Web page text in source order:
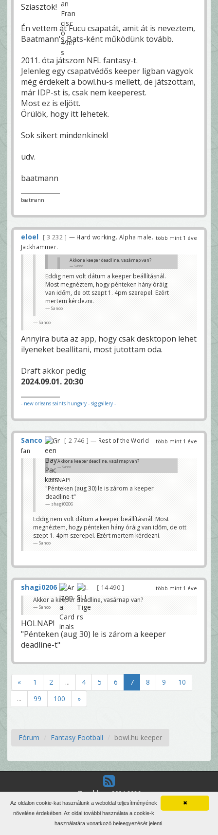
Sziasztok!
Én vettem át Fucu csapatát, amit át is neveztem,
Baatmann's Bats-ként működünk tovább.
2011. óta játszom NFL fantasy-t.
Jelenleg egy csapatvédős keeper ligban vagyok
még érdekelt a bowl.hu-s mellett, de játszottam,
már IDP-st is, csak nem keeperest.
Most ez is eljött.
Örülök, hogy itt lehetek.
Sok sikert mindenkinek!
üdv.
baatmann
baatmann
több mint 1 éve
eloel 3 232
— Hard working. Alpha male.
Jackhammer.
Akkor a keeper deadline, vasárnap van?
Sanco
HOLNAP!
"Pénteken (aug 30) le is zárom a keeper deadline-t"
shagi0206
Eddig nem volt dátum a keeper beállításnál.
Most megnéztem, hogy pénteken hány óráig
van időm, de ott szept 1. 4pm szerepel. Ezért
mertem kérdezni.
Sanco
Sanco
Annyira buta az app, hogy csak desktopon lehet
ilyeneket beallitani, most jutottam oda.
Draft akkor pedig
2024.09.01. 20:30
- new orleans saints hungary - sig gallery -
több mint 1 éve
Sanco 2 746
— Rest of the World
fan
Akkor a keeper deadline, vasárnap van?
Sanco
HOLNAP!
"Pénteken (aug 30) le is zárom a keeper
deadline-t"
shagi0206
Eddig nem volt dátum a keeper beállításnál. Most
megnéztem, hogy pénteken hány óráig van időm, de ott
szept 1. 4pm szerepel. Ezért mertem kérdezni.
Sanco
több mint 1 éve
shagi0206
14 490
Akkor a keeper deadline, vasárnap van?
Sanco
HOLNAP!
"Pénteken (aug 30) le is zárom a keeper
deadline-t"
« 1 2 ... 4 5 6 7 8 9
10
...
99 100 »
Fórum Fantasy Football bowl.hu keeper
Bowl.hu-2004-2026
Magyarország első számú amerikai futball oldala
3online felhasználó
✖
Az oldalon cookie-kat használunk a weboldal teljesítményének
növelése érdekében. Az oldal további használata a cookie-k
használatára vonatkozó beleegyezését jelenti.